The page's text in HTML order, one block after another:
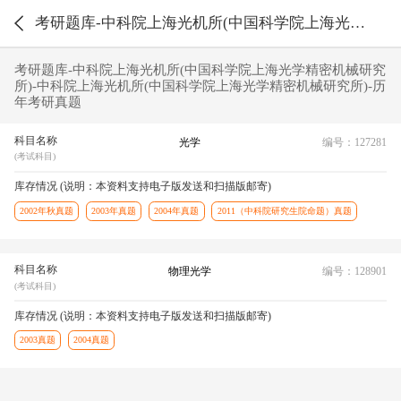
考研题库-中科院上海光机所(中国科学院上海光学精密机械研究所)-中科院上海光机所(中国科学院上海光学精密机械研究所)-历年考研真题
考研题库-中科院上海光机所(中国科学院上海光学精密机械研究
所)-中科院上海光机所(中国科学院上海光学精密机械研究所)-历
年考研真题
科目名称
(考试科目)
光学 编号：127281
库存情况 (说明：本资料支持电子版发送和扫描版邮寄)
2002年秋真题 2003年真题 2004年真题 2011（中科院研究生院命题）真题
科目名称
(考试科目)
物理光学 编号：128901
库存情况 (说明：本资料支持电子版发送和扫描版邮寄)
2003真题 2004真题